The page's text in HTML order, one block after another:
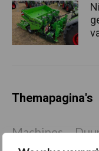
Themapagina's
Machines